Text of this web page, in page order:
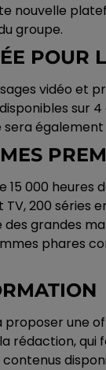
nouvelle
groupe.
POUR
vidéo
sur
sera
15 000
200 séries
grandes
phares
une
rédaction,